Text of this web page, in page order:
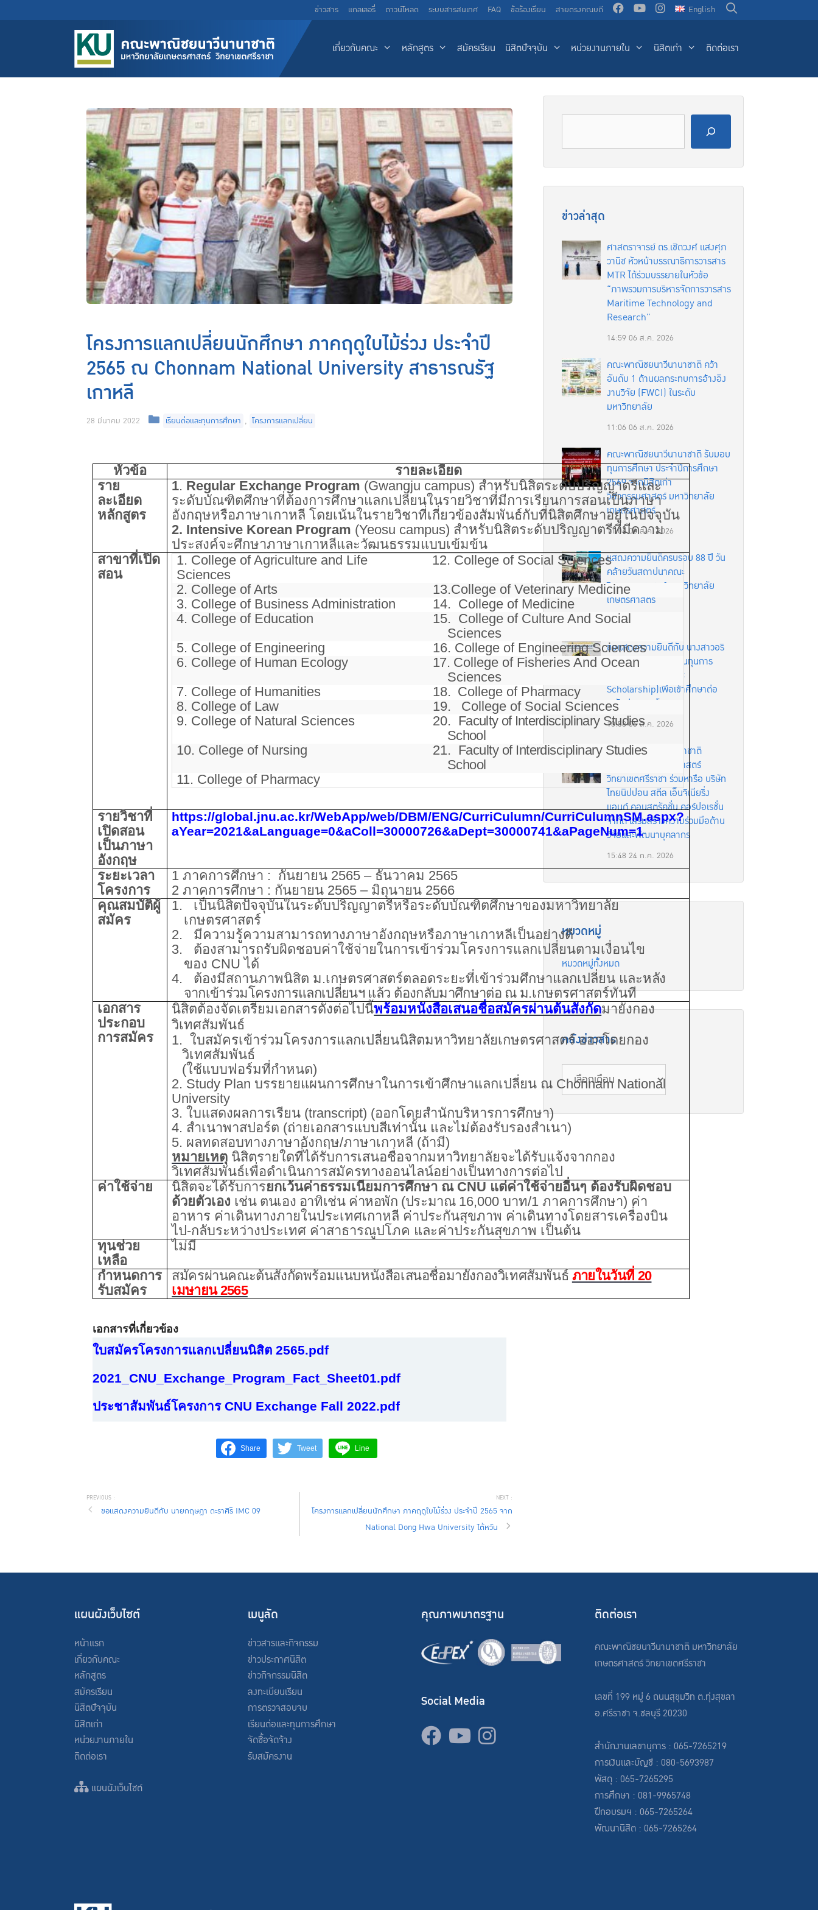
ข่าวสาร แกลเลอรี่ ดาวน์โหลด ระบบสารสนเทศ FAQ ข้อร้องเรียน สายตรงคณบดี English
เกี่ยวกับคณะ หลักสูตร สมัครเรียน นิสิตปัจจุบัน หน่วยงานภายใน นิสิตเก่า ติดต่อเรา
โครงการแลกเปลี่ยนนักศึกษา ภาคฤดูใบไม้ร่วง ประจำปี
2565 ณ Chonnam National University สาธารณรัฐ
เกาหลี
28 มีนาคม 2022 เรียนต่อและทุนการศึกษา , โครงการแลกเปลี่ยน
หัวข้อ
รายละเอียด
ราย
ละเอียด
หลักสูตร
1. Regular Exchange Program (Gwangju campus) สำหรับนิสิตระดับปริญญาตรีและ
ระดับบัณฑิตศึกษาที่ต้องการศึกษาแลกเปลี่ยนในรายวิชาที่มีการเรียนการสอนเป็นภาษา
อังกฤษหรือภาษาเกาหลี โดยเน้นในรายวิชาที่เกี่ยวข้องสัมพันธ์กับที่นิสิตศึกษาอยู่ในปัจจุบัน
2. Intensive Korean Program (Yeosu campus) สำหรับนิสิตระดับปริญญาตรีที่มีความ
ประสงค์จะศึกษาภาษาเกาหลีและวัฒนธรรมแบบเข้มข้น
สาขาที่เปิด
สอน
1. College of Agriculture and Life
Sciences
12. College of Social Sciences
2. College of Arts
13.College of Veterinary Medicine
3. College of Business Administration
14. College of Medicine
4. College of Education
15. College of Culture And Social
Sciences
5. College of Engineering
16. College of Engineering Sciences
6. College of Human Ecology
17. College of Fisheries And Ocean
Sciences
7. College of Humanities
18. College of Pharmacy
8. College of Law
19.
College of Social Sciences
9. College of Natural Sciences
20. Faculty of Interdisciplinary Studies
School
10. College of Nursing
21. Faculty of Interdisciplinary Studies
School
11. College of Pharmacy
รายวิชาที่
เปิดสอน
เป็นภาษา
อังกฤษ
https://global.jnu.ac.kr/WebApp/web/DBM/ENG/CurriCulumn/CurriCulumnSM.aspx?
aYear=2021&aLanguage=0&aColl=30000726&aDept=30000741&aPageNum=1
ระยะเวลา
โครงการ
1 ภาคการศึกษา : กันยายน 2565 – ธันวาคม 2565
2 ภาคการศึกษา : กันยายน 2565 – มิถุนายน 2566
คุณสมบัติผู้
สมัคร
1. เป็นนิสิตปัจจุบันในระดับปริญญาตรีหรือระดับบัณฑิตศึกษาของมหาวิทยาลัย
เกษตรศาสตร์
2. มีความรู้ความสามารถทางภาษาอังกฤษหรือภาษาเกาหลีเป็นอย่างดี
3. ต้องสามารถรับผิดชอบค่าใช้จ่ายในการเข้าร่วมโครงการแลกเปลี่ยนตามเงื่อนไข
ของ CNUได้
4. ต้องมีสถานภาพนิสิต ม.เกษตรศาสตร์ตลอดระยะที่เข้าร่วมศึกษาแลกเปลี่ยน และหลัง
จากเข้าร่วมโครงการแลกเปลี่ยนฯ แล้ว ต้องกลับมาศึกษาต่อ ณ ม.เกษตรศาสตร์ทันที
เอกสาร
ประกอบ
การสมัคร
นิสิตต้องจัดเตรียมเอกสารดังต่อไปนี้พร้อมหนังสือเสนอชื่อสมัครผ่านต้นสังกัดมายังกอง
วิเทศสัมพันธ์
1.ใบสมัครเข้าร่วมโครงการแลกเปลี่ยนนิสิตมหาวิทยาลัยเกษตรศาสตร์ ออกโดยกอง
วิเทศสัมพันธ์
(ใช้แบบฟอร์มที่กำหนด)
2. Study Plan บรรยายแผนการศึกษาในการเข้าศึกษาแลกเปลี่ยน ณ Chonnam National
University
3. ใบแสดงผลการเรียน (transcript) (ออกโดยสำนักบริหารการศึกษา)
4. สำเนาพาสปอร์ต (ถ่ายเอกสารแบบสีเท่านั้น และไม่ต้องรับรองสำเนา)
5. ผลทดสอบทางภาษาอังกฤษ/ภาษาเกาหลี (ถ้ามี)
หมายเหตุ นิสิตรายใดที่ได้รับการเสนอชื่อจากมหาวิทยาลัยจะได้รับแจ้งจากกอง
วิเทศสัมพันธ์เพื่อดำเนินการสมัครทางออนไลน์อย่างเป็นทางการต่อไป
ค่าใช้จ่าย
นิสิตจะได้รับการยกเว้นค่าธรรมเนียมการศึกษา ณCNU แต่ค่าใช้จ่ายอื่นๆ ต้องรับผิดชอบ
ด้วยตัวเอง เช่น ตนเอง อาทิเช่น ค่าหอพัก (ประมาณ 16,000 บาท/1 ภาคการศึกษา) ค่า
อาหาร ค่าเดินทางภายในประเทศเกาหลี ค่าประกันสุขภาพ ค่าเดินทางโดยสารเครื่องบิน
ไป-กลับระหว่างประเทศ ค่าสาธารณูปโภค และค่าประกันสุขภาพ เป็นต้น
ทุนช่วย
เหลือ
ไม่มี
กำหนดการ
รับสมัคร
สมัครผ่านคณะต้นสังกัดพร้อมแนบหนังสือเสนอชื่อมายังกองวิเทศสัมพันธ์ ภายในวันที่ 20
เมษายน 2565
เอกสารที่เกี่ยวข้อง
ใบสมัครโครงการแลกเปลี่ยนนิสิต 2565.pdf
2021_CNU_Exchange_Program_Fact_Sheet01.pdf
ประชาสัมพันธ์โครงการ CNU Exchange Fall 2022.pdf
Share Tweet Line
ขอแสดงความยินดีกับ นายกฤษฎา ดะราศิริ IMC 09
โครงการแลกเปลี่ยนนักศึกษา ภาคฤดูใบไม้ร่วง ประจำปี 2565 จาก
National Dong Hwa University ไต้หวัน
ข่าวล่าสุด
ศาสตราจารย์ ดร.เชิดวงศ์ แสงศุภ
วานิช หัวหน้าบรรณาธิการวารสาร
MTR ได้ร่วมบรรยายในหัวข้อ
“ภาพรวมการบริหารจัดการวารสาร
Maritime Technology and
Research”
14:59 06 ส.ค. 2026
คณะพาณิชยนาวีนานาชาติ คว้า
อันดับ 1 ด้านผลกระทบการอ้างอิง
งานวิจัย (FWCI) ในระดับ
มหาวิทยาลัย
11:06 06 ส.ค. 2026
คณะพาณิชยนาวีนานาชาติ รับมอบ
ทุนการศึกษา ประจำปีการศึกษา
2569 จากนิสิตเก่า
วิศวกรรมศาสตร์ มหาวิทยาลัย
เกษตรศาสตร์
11:0406 ส.ค. 2026
แสดงความยินดีครบรอบ 88 ปี วัน
คล้ายวันสถาปนาคณะ
วิศวกรรมศาสตร์ มหาวิทยาลัย
เกษตรศาสตร์
11:0206 ส.ค. 2026
ขอแสดงความยินดีกับ นางสาวอริ
ยา ฟองสมุทร ได้รับทุนทุนการ
ศึกษารัฐบาลจีน (CSC
Scholarship)เพื่อเข้าศึกษาต่อ
ระดับปริญญาโท
10:5806 ส.ค. 2026
คณะพาณิชยนาวีนานาชาติ
มหาวิทยาลัยเกษตรศาสตร์
วิทยาเขตศรีราชา ร่วมหารือ บริษัท
ไทยนิปปอน สตีล เอ็นจิเนียริ่ง
แอนด์ คอนสตรัคชั่น คอร์ปอเรชั่น
จำกัด เสริมสร้างความร่วมมือด้าน
วิจัยและพัฒนาบุคลากร
15:48 24 ก.ค. 2026
หมวดหมู่
หมวดหมู่ทั้งหมด
คลังข่าวสาร
แผนผังเว็บไซต์
หน้าแรก
เกี่ยวกับคณะ
หลักสูตร
สมัครเรียน
นิสิตปัจจุบัน
นิสิตเก่า
หน่วยงานภายใน
ติดต่อเรา
แผนผังเว็บไซต์
เมนูลัด
ข่าวสารและกิจกรรม
ข่าวประกาศนิสิต
ข่าวกิจกรรมนิสิต
ลงทะเบียนเรียน
การตรวจสอบจบ
เรียนต่อและทุนการศึกษา
จัดซื้อจัดจ้าง
รับสมัครงาน
คุณภาพมาตรฐาน
Social Media
ติดต่อเรา
คณะพาณิชยนาวีนานาชาติ มหาวิทยาลัย
เกษตรศาสตร์ วิทยาเขตศรีราชา
เลขที่ 199 หมู่ 6 ถนนสุขุมวิท ต.ทุ่งสุขลา
อ.ศรีราชา จ.ชลบุรี 20230
สำนักงานเลขานุการ : 065-7265219
การเงินและบัญชี : 080-5693987
พัสดุ : 065-7265295
การศึกษา : 081-9965748
ฝึกอบรมฯ : 065-7265264
พัฒนานิสิต : 065-7265264